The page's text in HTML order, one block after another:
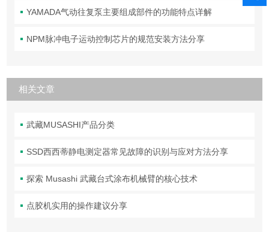
YAMADA气动往复泵主要组成部件的功能特点详解
NPM脉冲电子运动控制芯片的规范安装方法分享
相关文章
武藏MUSASHI产品分类
SSD西西蒂静电测定器常见故障的识别与应对方法分享
探索 Musashi 武藏台式涂布机械臂的核心技术
点胶机实用的操作建议分享